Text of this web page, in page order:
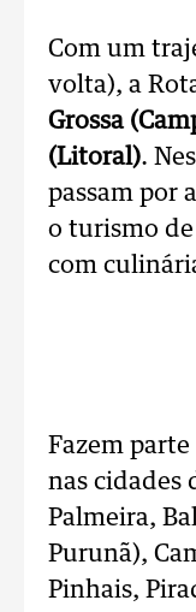
Com um
volta), a
Grossa
(Litoral).
passam por
o turismo
com
Fazem
nas cidades
Palmeira,
Purunã),
Pinhais,